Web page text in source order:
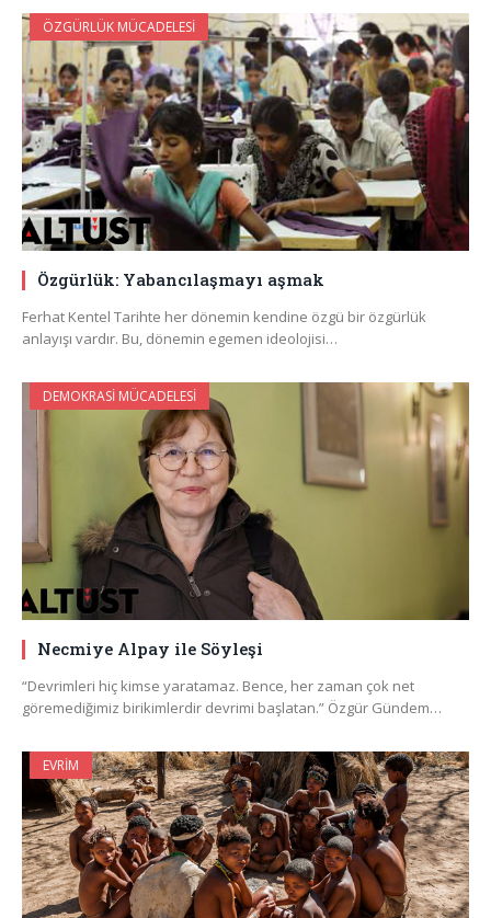
ÖZGÜRLÜK MÜCADELESI
Özgürlük: Yabancılaşmayı aşmak
Ferhat Kentel Tarihte her dönemin kendine özgü bir özgürlük
anlayışı vardır. Bu, dönemin egemen ideolojisi…
DEMOKRASI MÜCADELESI
Necmiye Alpay ile Söyleşi
“Devrimleri hiç kimse yaratamaz. Bence, her zaman çok net
göremediğimiz birikimlerdir devrimi başlatan.” Özgür Gündem…
EVRIM